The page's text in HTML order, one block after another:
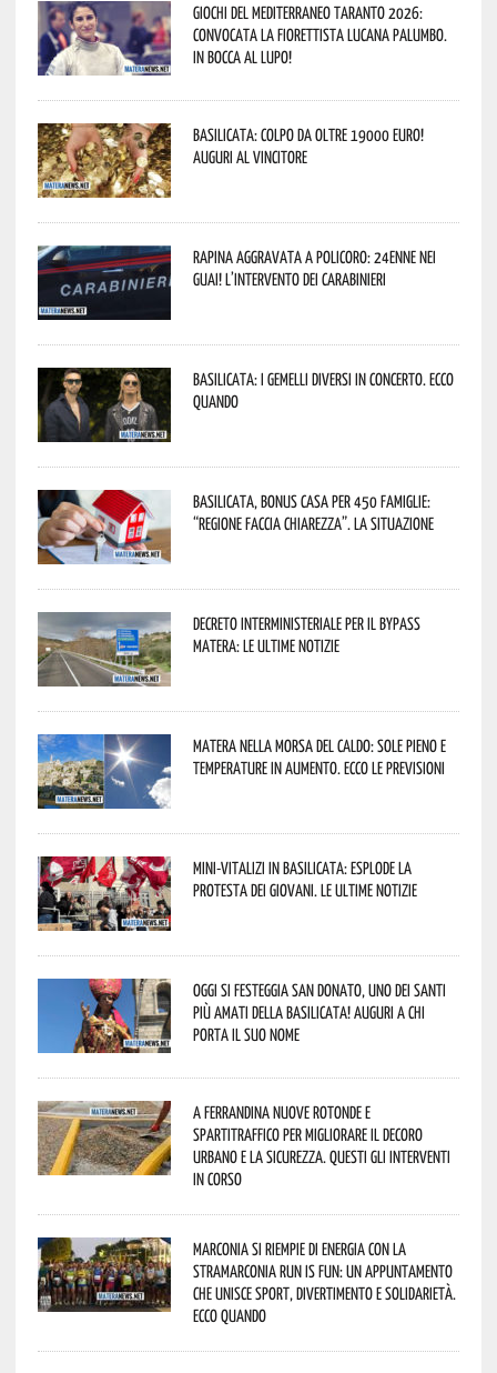
Giochi del Mediterraneo Taranto 2026:
convocata la fiorettista lucana Palumbo.
In bocca al lupo!
Basilicata: colpo da oltre 19000 Euro!
Auguri al vincitore
Rapina aggravata a Policoro: 24enne nei
guai! L’intervento dei Carabinieri
Basilicata: i Gemelli DiVersi in concerto. Ecco
quando
Basilicata, Bonus casa per 450 famiglie:
“Regione faccia chiarezza”. La situazione
Decreto interministeriale per il Bypass
Matera: le ultime notizie
Matera nella morsa del caldo: sole pieno e
temperature in aumento. Ecco le previsioni
Mini-vitalizi in Basilicata: esplode la
protesta dei giovani. Le ultime notizie
Oggi si festeggia San Donato, uno dei Santi
più amati della Basilicata! Auguri a chi
porta il suo nome
A Ferrandina nuove rotonde e
spartitraffico per migliorare il decoro
urbano e la sicurezza. Questi gli interventi
in corso
Marconia si riempie di energia con la
StraMarconia Run is Fun: un appuntamento
che unisce sport, divertimento e solidarietà.
Ecco quando